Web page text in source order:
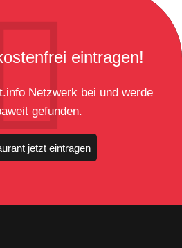
eintragen!
Netzwerk bei und werde
gefunden.
jetzt eintragen